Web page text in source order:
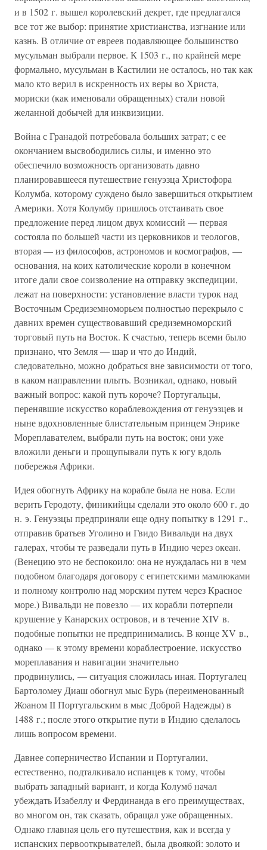
и в 1502 г. вышел королевский декрет, где предлагался
все тот же выбор: принятие христианства, изгнание или
казнь. В отличие от евреев подавляющее большинство
мусульман выбрали первое. К 1503 г., по крайней мере
формально, мусульман в Кастилии не осталось, но так как
мало кто верил в искренность их веры во Христа,
мориски (как именовали обращенных) стали новой
желанной добычей для инквизиции.
Война с Гранадой потребовала больших затрат; с ее
окончанием высвободились силы, и именно это
обеспечило возможность организовать давно
планировавшееся путешествие генуэзца Христофора
Колумба, которому суждено было завершиться открытием
Америки. Хотя Колумбу пришлось отстаивать свое
предложение перед лицом двух комиссий — первая
состояла по большей части из церковников и теологов,
вторая — из философов, астрономов и космографов, —
основания, на коих католические короли в конечном
итоге дали свое соизволение на отправку экспедиции,
лежат на поверхности: установление власти турок над
Восточным Средиземноморьем полностью перекрыло с
давних времен существовавший средиземноморский
торговый путь на Восток. К счастью, теперь всеми было
признано, что Земля — шар и что до Индий,
следовательно, можно добраться вне зависимости от того,
в каком направлении плыть. Возникал, однако, новый
важный вопрос: какой путь короче? Португальцы,
перенявшие искусство кораблевождения от генуэзцев и
ныне вдохновленные блистательным принцем Энрике
Мореплавателем, выбрали путь на восток; они уже
вложили деньги и прощупывали путь к югу вдоль
побережья Африки.
Идея обогнуть Африку на корабле была не нова. Если
верить Геродоту, финикийцы сделали это около 600 г. до
н. э. Генуэзцы предприняли еще одну попытку в 1291 г.,
отправив братьев Уголино и Гвидо Вивальди на двух
галерах, чтобы те разведали путь в Индию через океан.
(Венецию это не беспокоило: она не нуждалась ни в чем
подобном благодаря договору с египетскими мамлюками
и полному контролю над морским путем через Красное
море.) Вивальди не повезло — их корабли потерпели
крушение у Канарских островов, и в течение XIV в.
подобные попытки не предпринимались. В конце XV в.,
однако — к этому времени кораблестроение, искусство
мореплавания и навигации значительно
продвинулись, — ситуация сложилась иная. Португалец
Бартоломеу Диаш обогнул мыс Бурь (переименованный
Жоаном II Португальским в мыс Доброй Надежды) в
1488 г.; после этого открытие пути в Индию сделалось
лишь вопросом времени.
Давнее соперничество Испании и Португалии,
естественно, подталкивало испанцев к тому, чтобы
выбрать западный вариант, и когда Колумб начал
убеждать Изабеллу и Фердинанда в его преимуществах,
во многом он, так сказать, обращал уже обращенных.
Однако главная цель его путешествия, как и всегда у
испанских первооткрывателей, была двоякой: золото и